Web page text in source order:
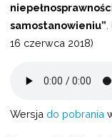
samostanowieniu”
16 czerwca 2018)
Wersja do pobrania